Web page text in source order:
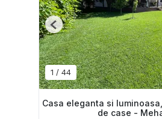
1 / 44
Previous
Casa eleganta si
de case -